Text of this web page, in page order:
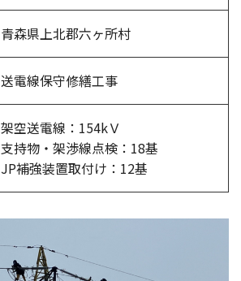
青森県上北郡六ヶ所村
送電線保守修繕工事
架空送電線：154kＶ
支持物・架渉線点検：18基
JP補強装置取付け：12基